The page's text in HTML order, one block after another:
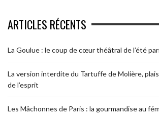
ARTICLES RÉCENTS
La Goulue : le coup de cœur théâtral de l’été
La version interdite du Tartuffe de Molière,
de l’esprit
Les Mâchonnes de Paris : la gourmandise au